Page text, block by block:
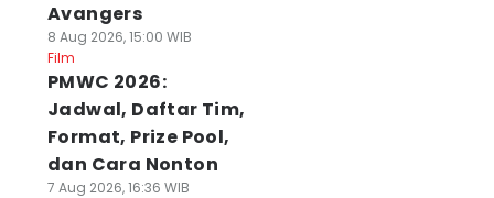
Avangers
8 Aug 2026, 15:00 WIB
Film
PMWC 2026:
Jadwal, Daftar Tim,
Format, Prize Pool,
dan Cara Nonton
7 Aug 2026, 16:36 WIB